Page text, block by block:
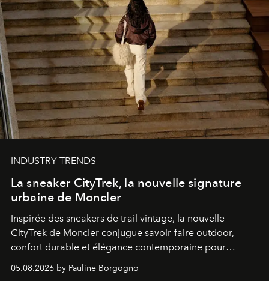
INDUSTRY TRENDS
La sneaker CityTrek, la nouvelle signature
urbaine de Moncler
Inspirée des sneakers de trail vintage, la nouvelle
CityTrek de Moncler conjugue savoir-faire outdoor,
confort durable et élégance contemporaine pour
accompagner les explorations du quotidien.
05.08.2026 by Pauline Borgogno